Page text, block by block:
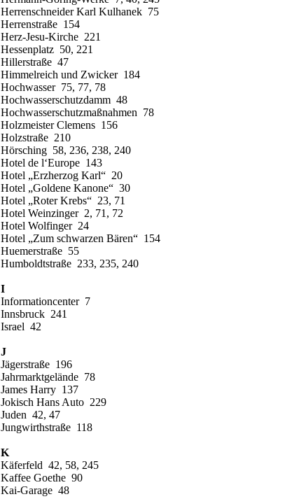
Herrenschneider Karl Kulhanek 75
Herrenstraße 154
Herz-Jesu-Kirche 221
Hessenplatz 50, 221
Hillerstraße 47
Himmelreich und Zwicker 184
Hochwasser 75, 77, 78
Hochwasserschutzdamm 48
Hochwasserschutzmaßnahmen 78
Holzmeister Clemens 156
Holzstraße 210
Hörsching 58, 236, 238, 240
Hotel de l‘Europe 143
Hotel „Erzherzog Karl“ 20
Hotel „Goldene Kanone“ 30
Hotel „Roter Krebs“ 23, 71
Hotel Weinzinger 2, 71, 72
Hotel Wolfinger 24
Hotel „Zum schwarzen Bären“ 154
Huemerstraße 55
Humboldtstraße 233, 235, 240
I
Informationcenter 7
Innsbruck 241
Israel 42
J
Jägerstraße 196
Jahrmarktgelände 78
James Harry 137
Jokisch Hans Auto 229
Juden 42, 47
Jungwirthstraße 118
K
Käferfeld 42, 58, 245
Kaffee Goethe 90
Kai-Garage 48